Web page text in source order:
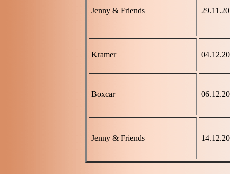
Jenny & Friends
Kramer
Boxcar
Jenny & Friends